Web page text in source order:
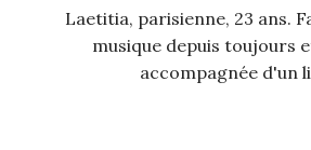
Laetitia, parisienne, 23 ans.
musique depuis toujours
accompagnée d'un